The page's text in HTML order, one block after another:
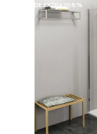
SALECODE:EXTRA20:6:%